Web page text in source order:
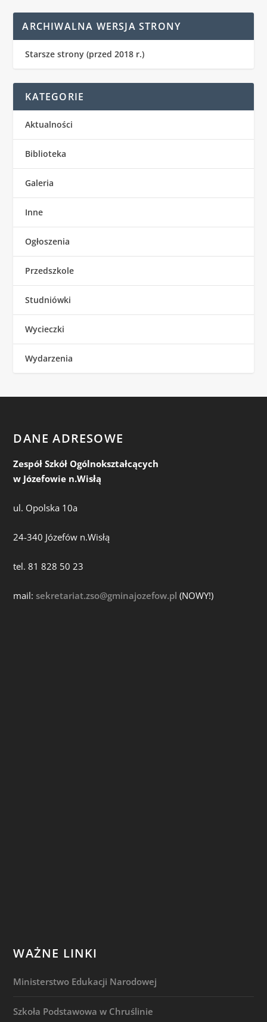
ARCHIWALNA WERSJA STRONY
Starsze strony (przed 2018 r.)
KATEGORIE
Aktualności
Biblioteka
Galeria
Inne
Ogłoszenia
Przedszkole
Studniówki
Wycieczki
Wydarzenia
DANE ADRESOWE
Zespół Szkół Ogólnokształcących
w Józefowie n.Wisłą
ul. Opolska 10a
24-340 Józefów n.Wisłą
tel. 81 828 50 23
mail:sekretariat.zso@gminajozefow.pl (NOWY!)
WAŻNE LINKI
Ministerstwo Edukacji Narodowej
Szkoła Podstawowa w Chruślinie